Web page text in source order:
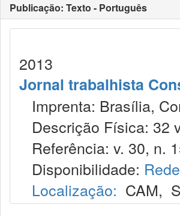
Publicação: Texto - Português
2013
Jornal trabalhista
Imprenta: Brasília,
Descrição Física: 32
Referência: v. 30, n.
Disponibilidade:
Localização: CAM,